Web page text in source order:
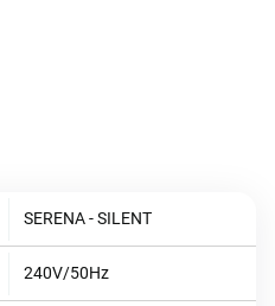
SERENA - SILENT
240V/50Hz